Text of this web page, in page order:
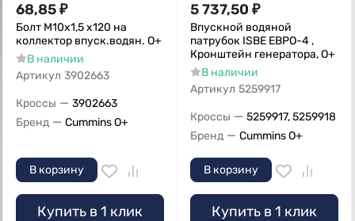
68,85₽
Болт M10x1,5 x120 на
коллектор впуск.водян. О+
В наличии
Артикул 3902663
Кроссы — 3902663
Бренд — Cummins O+
В корзину
Купить в 1 клик
5 737,50 ₽
Впускной водяной
патрубок ISBE ЕВРО-4 ,
Кронштейн генератора, O+
В наличии
Артикул 5259917
Кроссы — 5259917, 5259918
Бренд — Cummins O+
В корзину
Купить в 1 клик